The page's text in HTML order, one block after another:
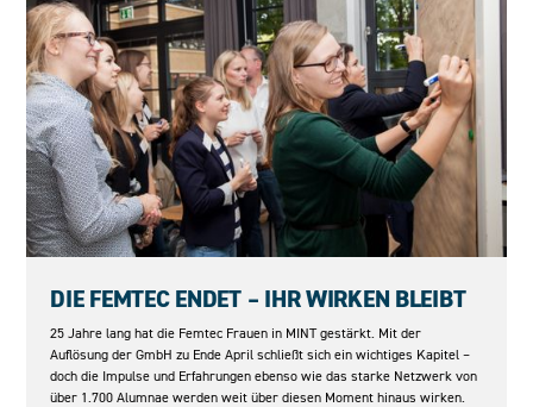
DIE FEMTEC ENDET – IHR WIRKEN BLEIBT
25 Jahre lang hat die Femtec Frauen in MINT gestärkt. Mit der
Auflösung der GmbH zu Ende April schließt sich ein wichtiges Kapitel –
doch die Impulse und Erfahrungen ebenso wie das starke Netzwerk von
über 1.700 Alumnae werden weit über diesen Moment hinaus wirken.